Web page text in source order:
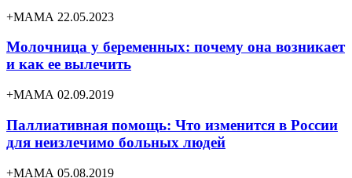
+МАМА 22.05.2023
Молочница у беременных: почему она возникает
и как ее вылечить
+МАМА 02.09.2019
Паллиативная помощь: Что изменится в России
для неизлечимо больных людей
+МАМА 05.08.2019